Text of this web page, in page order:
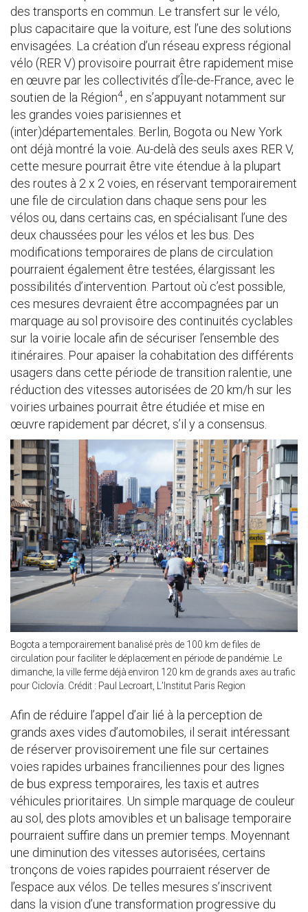
des transports en commun. Le transfert sur le vélo,
plus capacitaire que la voiture, est l’une des solutions
envisagées. La création d’un réseau express régional
vélo (RER V) provisoire pourrait être rapidement mise
en œuvre par les collectivités d’Île-de-France, avec le
soutien de la Région4, en s’appuyant notamment sur
les grandes voies parisiennes et
(inter)départementales. Berlin, Bogota ou New York
ont déjà montré la voie. Au-delà des seuls axes RER V,
cette mesure pourrait être vite étendue à la plupart
des routes à 2 x 2 voies, en réservant temporairement
une file de circulation dans chaque sens pour les
vélos ou, dans certains cas, en spécialisant l’une des
deux chaussées pour les vélos et les bus. Des
modifications temporaires de plans de circulation
pourraient également être testées, élargissant les
possibilités d’intervention. Partout où c’est possible,
ces mesures devraient être accompagnées par un
marquage au sol provisoire des continuités cyclables
sur la voirie locale afin de sécuriser l’ensemble des
itinéraires. Pour apaiser la cohabitation des différents
usagers dans cette période de transition ralentie, une
réduction des vitesses autorisées de 20 km/h sur les
voiries urbaines pourrait être étudiée et mise en
œuvre rapidement par décret, s’il y a consensus.
Bogota a temporairement banalisé près de 100 km de files de
circulation pour faciliter le déplacement en période de pandémie. Le
dimanche, la ville ferme déjà environ 120 km de grands axes au trafic
pour Ciclovía. Crédit : Paul Lecroart, L'Institut Paris Region
Afin de réduire l’appel d’air lié à la perception de
grands axes vides d’automobiles, il serait intéressant
de réserver provisoirement une file sur certaines
voies rapides urbaines franciliennes pour des lignes
de bus express temporaires, les taxis et autres
véhicules prioritaires. Un simple marquage de couleur
au sol, des plots amovibles et un balisage temporaire
pourraient suffire dans un premier temps. Moyennant
une diminution des vitesses autorisées, certains
tronçons de voies rapides pourraient réserver de
l’espace aux vélos. De telles mesures s’inscrivent
dans la vision d’une transformation progressive du